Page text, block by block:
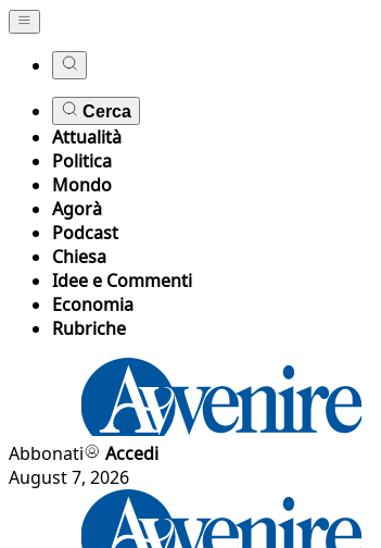
Cerca
Attualità
Politica
Mondo
Agorà
Podcast
Chiesa
Idee e Commenti
Economia
Rubriche
Abbonati
Accedi
August 7, 2026